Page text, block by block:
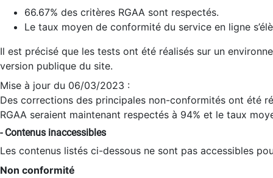
66.67% des critères RGAA sont respectés.
Le taux moyen de conformité du service en ligne
Il est précisé que les tests ont été réalisés sur un
version publique du site.
Mise à jour du 06/03/2023 :
Des corrections des principales non-conformités ont été
RGAA seraient maintenant respectés à 94% et le taux
- Contenus inaccessibles
Les contenus listés ci-dessous ne sont pas accessibles
Non conformité